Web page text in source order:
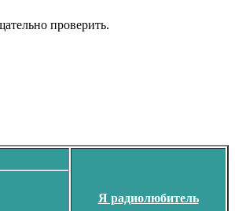
проверить.
Я радиолюбитель